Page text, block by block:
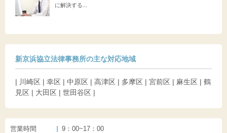
に解決する...
新京浜協立法律事務所の主な対応地域
| 川崎区 | 幸区 | 中原区 | 高津区 | 多摩区 | 宮前区 | 麻生区 | 鶴
見区 | 大田区 | 世田谷区 |
営業時間
9：00~17：00